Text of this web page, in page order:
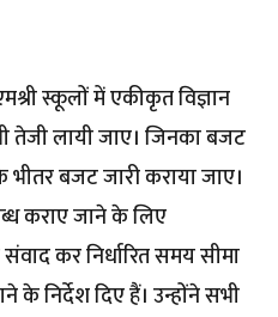
स्कूलों में एकीकृत विज्ञान
तेजी लायी जाए। जिनका बजट
बजट जारी कराया जाए।
कराए जाने के लिए
कर निर्धारित समय सीमा
के निर्देश दिए हैं। उन्होंने सभी